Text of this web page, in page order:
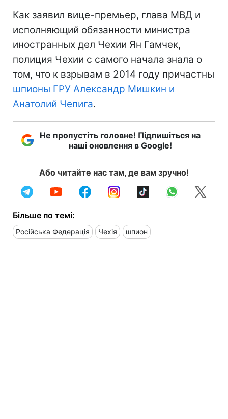
Как заявил вице-премьер, глава МВД и
исполняющий обязанности министра
иностранных дел Чехии Ян Гамчек,
полиция Чехии с самого начала знала о
том, что к взрывам в 2014 году причастны
шпионы ГРУ Александр Мишкин и
Анатолий Чепига.
Не пропустіть головне! Підпишіться на
наші оновлення в Google!
Або читайте нас там, де вам зручно!
Більше по темі:
Російська Федерація Чехія шпион